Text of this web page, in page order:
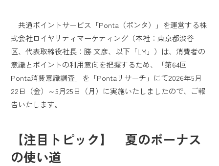
共通ポイントサービス「Ponta（ポンタ）」を運営する株
式会社ロイヤリティマーケティング（本社：東京都渋谷
区、代表取締役社長：勝 文彦、以下「LM」）は、消費者の
意識とポイントの利用意向を把握するため、「第64回
Ponta消費意識調査」を「Pontaリサーチ」にて2026年5月
22日（金）～5月25日（月）に実施いたしましたので、ご報
告いたします。
【注目トピック】 夏のボーナス
の使い道